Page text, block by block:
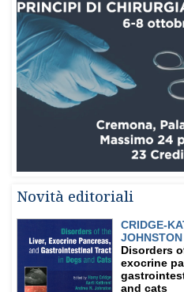
Novità editoriali